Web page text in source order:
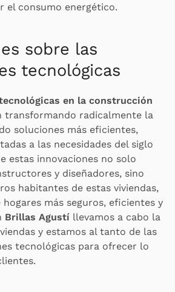
el consumo energético.
sobre las
tecnológicas
en la construcción
transformando radicalmente la
soluciones más eficientes,
a las necesidades del siglo
estas innovaciones no solo
y diseñadores, sino
habitantes de estas viviendas,
más seguros, eficientes y
Brillas Agustí llevamos a cabo la
y estamos al tanto de las
tecnológicas para ofrecer lo